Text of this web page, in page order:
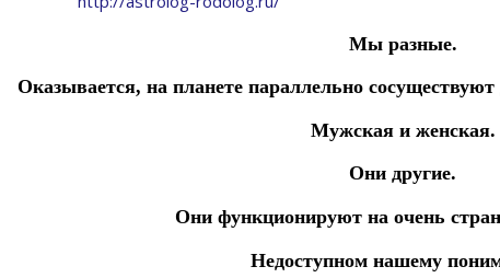
Мы разные.
Оказывается, на планете параллельно
Мужская и женская.
Они другие.
Они функционируют на очень
Недоступном нашему